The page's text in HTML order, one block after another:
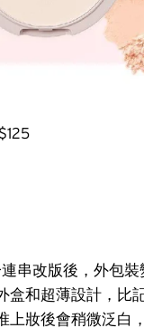
串改版後，外包
盒和超薄設計，比
上妝後會稍微泛白